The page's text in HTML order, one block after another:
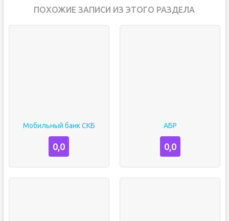
ПОХОЖИЕ ЗАПИСИ ИЗ ЭТОГО РАЗДЕЛА
Мобильный банк СКБ
0,0
АБР
0,0